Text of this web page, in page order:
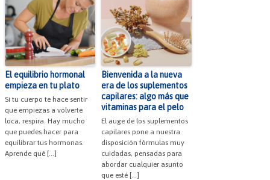
El equilibrio hormonal
empieza en tu plato
Si tu cuerpo te hace sentir
que empiezas a volverte
loca, respira. Hay mucho
que puedes hacer para
equilibrar tus hormonas.
Aprende qué […]
Bienvenida a la nueva
era de los suplementos
capilares: algo más que
vitaminas para el pelo
El auge de los suplementos
capilares pone a nuestra
disposición fórmulas muy
cuidadas, pensadas para
abordar cualquier asunto
que esté […]